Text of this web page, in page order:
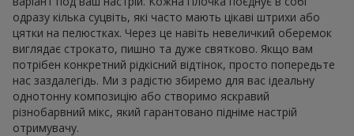
одразу кілька суцвіть, які часто мають цікаві штрихи або
цятки на пелюстках. Через це навіть невеличкий оберемок
виглядає строкато, пишно та дуже святково. Якщо вам
потрібен конкретний рідкісний відтінок, просто попередьте
нас заздалегідь. Ми з радістю збиремо для вас ідеальну
однотонну композицію або створимо яскравий
різнобарвний мікс, який гарантовано підніме настрій
отримувачу.